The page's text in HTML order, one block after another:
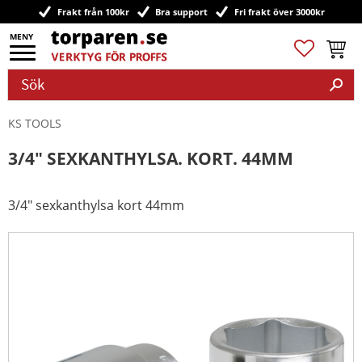
Meny
Frakt från 100kr Bra support Fri frakt över 3000kr
Favoriter
KS TOOLS
3/4" SEXKANTHYLSA. KORT. 44MM
3/4" sexkanthylsa kort 44mm